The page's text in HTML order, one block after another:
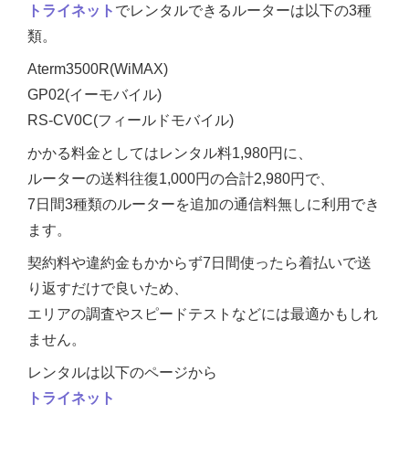
トライネット でレンタルできるルーターは以下の3種
類。
Aterm3500R(WiMAX)
GP02(イーモバイル)
RS-CV0C(フィールドモバイル)
かかる料金としてはレンタル料1,980円に、
ルーターの送料往復1,000円の合計2,980円で、
7日間3種類のルーターを追加の通信料無しに利用でき
ます。
契約料や違約金もかからず7日間使ったら着払いで送
り返すだけで良いため、
エリアの調査やスピードテストなどには最適かもしれ
ません。
レンタルは以下のページから
トライネット